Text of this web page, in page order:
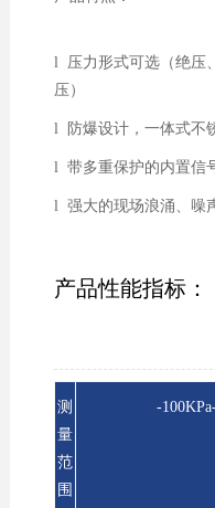
l 压力形式可选（绝压
压）
l 防爆设计，一体式不
l 带多重保护的内置信
l 强大的现场浪涌、噪
产品性能指标：
测
量
范
围
-